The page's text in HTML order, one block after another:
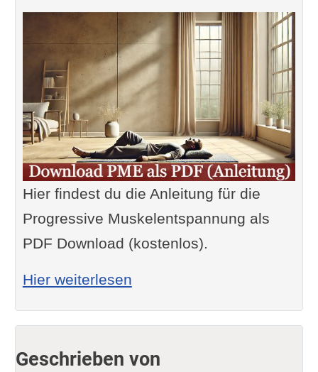
Hier findest du die Anleitung für die
Progressive Muskelentspannung als
PDF Download (kostenlos).
Hier weiterlesen: Progressive
Geschrieben von